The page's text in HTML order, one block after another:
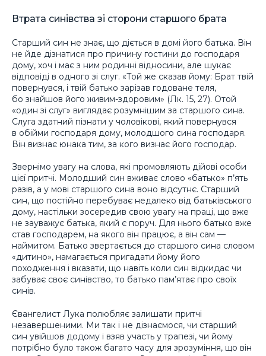
Втрата синівства зі сторони старшого брата
Старший син не знає, що діється в домі його батька. Він
не йде дізнатися про причину гостини до господаря
дому, хоч і має з ним родинні відносини, але шукає
відповіді в одного зі слуг. «Той же сказав йому: Брат твій
повернувся, і твій батько зарізав годоване теля,
бо знайшов його живим-здоровим» (Лк. 15, 27). Отой
«один зі слуг» виглядає розумнішим за старшого сина.
Слуга здатний пізнати у чоловікові, який повернувся
в обійми господаря дому, молодшого сина господаря.
Він визнає юнака тим, за кого визнає його господар.
Звернімо увагу на слова, які промовляють дійові особи
цієї притчі. Молодший син вживає слово «батько» п’ять
разів, а у мові старшого сина воно відсутнє. Старший
син, що постійно перебуває недалеко від батьківського
дому, настільки зосередив свою увагу на праці, що вже
не зауважує батька, який є поруч. Для нього батько вже
став господарем, на якого він працює, а він сам —
наймитом. Батько звертається до старшого сина словом
«дитино», намагається пригадати йому його
походження і вказати, що навіть коли син відкидає чи
забуває своє синівство, то батько пам’ятає про своїх
синів.
Євангелист Лука полюбляє залишати притчі
незавершеними. Ми так і не дізнаємося, чи старший
син увійшов додому і взяв участь у трапезі, чи йому
потрібно було також багато часу для зрозуміння, що він